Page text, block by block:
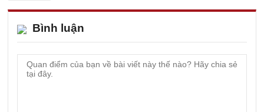
Bình luận